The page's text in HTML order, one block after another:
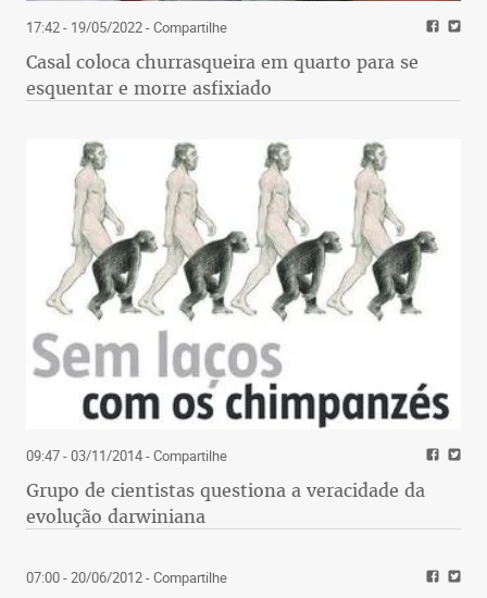
17:42 - 19/05/2022- Compartilhe
Casal coloca churrasqueira em quarto para se
esquentar e morre asfixiado
09:47 - 03/11/2014- Compartilhe
Grupo de cientistas questiona a veracidade da
evolução darwiniana
07:00 - 20/06/2012- Compartilhe